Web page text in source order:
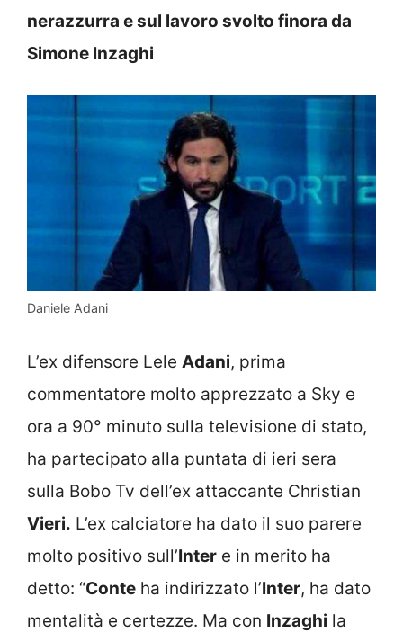
nerazzurra e sul lavoro svolto finora da
Simone Inzaghi
Daniele Adani
L’ex difensore Lele Adani, prima
commentatore molto apprezzato a Sky e
ora a 90° minuto sulla televisione di stato,
ha partecipato alla puntata di ieri sera
sulla Bobo Tv dell’ex attaccante Christian
Vieri. L’ex calciatore ha dato il suo parere
molto positivo sull’Inter e in merito ha
detto: “Conte ha indirizzato l’Inter, ha dato
mentalità e certezze. Ma con Inzaghi la